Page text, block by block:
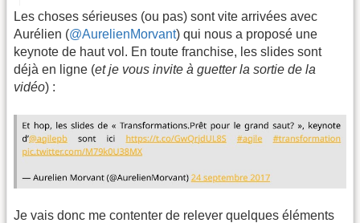
Les choses sérieuses (ou pas) sont vite arrivées avec
Aurélien (@AurelienMorvant) qui nous a proposé une
keynote de haut vol. En toute franchise, les slides sont
déjà en ligne (et je vous invite à guetter la sortie de la
vidéo) :
Je vais donc me contenter de relever quelques éléments